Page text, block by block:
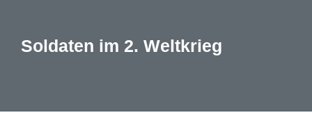
Soldaten im 2. Weltkrieg